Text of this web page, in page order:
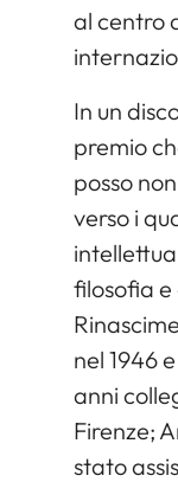
al centro
In un
premio
posso
verso i
filosofia
nel 1946
anni
Firenze;
stato